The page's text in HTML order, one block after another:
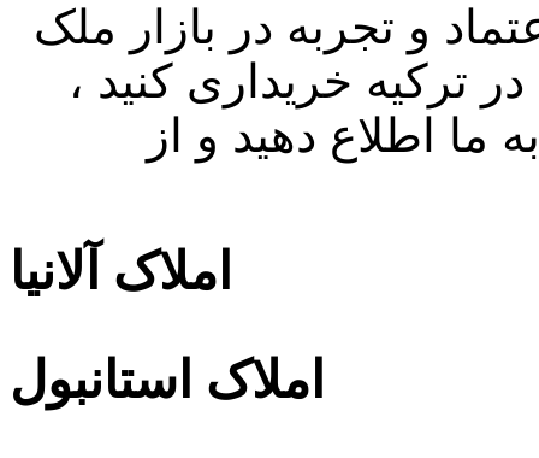
و تجربه در بازار ملک
ترکیه خریداری کنید ،
اطلاع دهید و از
املاک آلانیا
املاک استانبول